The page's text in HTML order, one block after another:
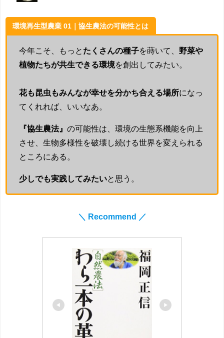
環境再生型農業 01｜協生農法の可能性とは
今年こそ、もっと たくさんの種子を蒔いて、 野菜や
植物たちが共生できる環境を創出してみたい。
花も昆虫もみんなが幸せを分かち合える場所になっ
てくれれば、いいなあ。
『協生農法』 の可能性は、環境の生態系機能を向上
させ、生物多様性を破壊し続ける世界を変えられる
ところにある。
少しでも実践してみたいと思う。
＼ Recommend ／